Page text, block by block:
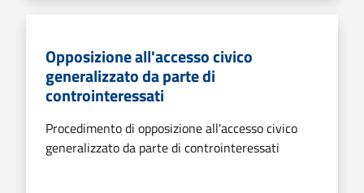
Opposizione all'accesso civico
generalizzato da parte di
controinteressati
Procedimento di opposizione all'accesso civico
generalizzato da parte di controinteressati